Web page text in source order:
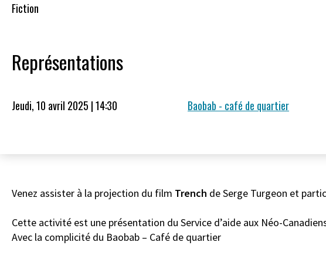
Fiction
Représentations
Jeudi, 10 avril 2025 | 14:30 Baobab - café de quartier
Venez assister à la projection du film Trench de Serge Turgeon et
Cette activité est une présentation du Service d’aide aux Néo-
Avec la complicité du Baobab – Café de quartier